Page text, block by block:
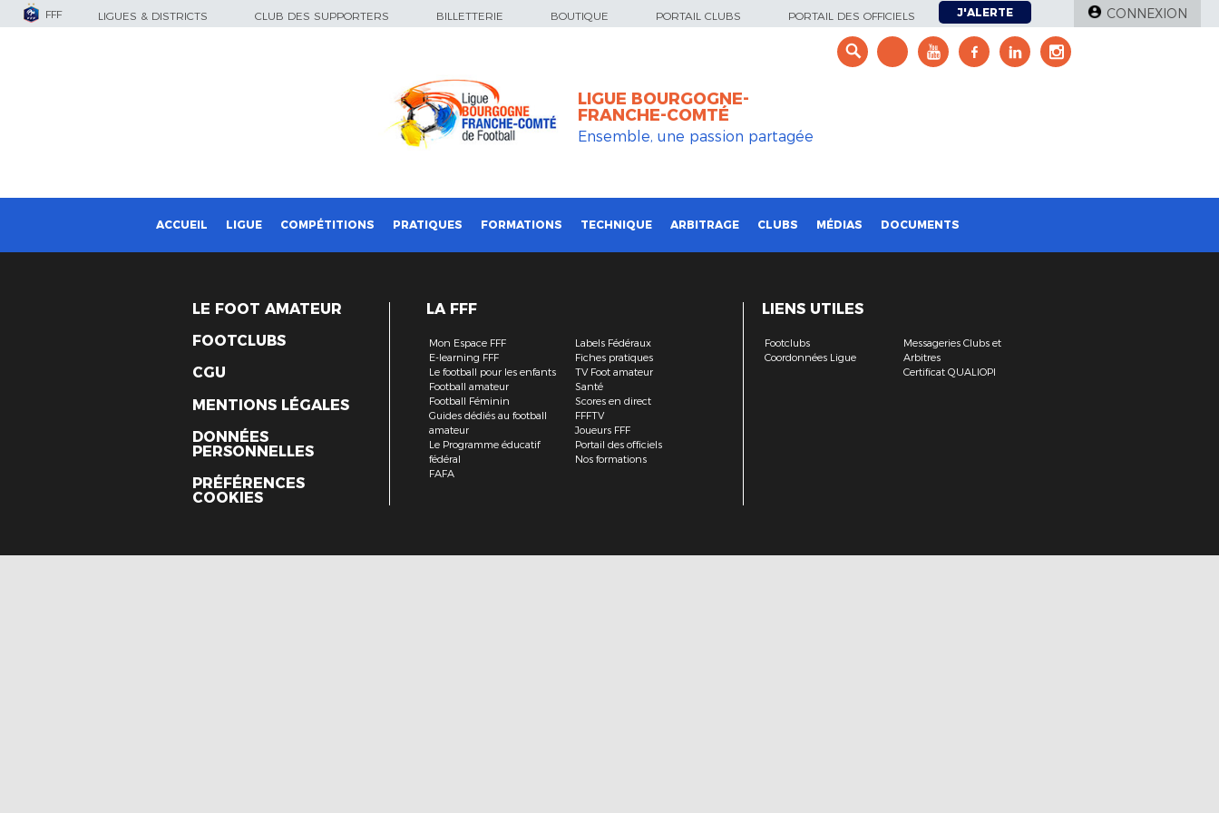
FFF LIGUES & DISTRICTS CLUB DES SUPPORTERS BILLETTERIE BOUTIQUE PORTAIL CLUBS PORTAIL DES OFFICIELS J'ALERTE CONNEXION
LIGUE BOURGOGNE-
FRANCHE-COMTÉ
Ensemble, une passion partagée
ACCUEIL LIGUE COMPÉTITIONS PRATIQUES FORMATIONS TECHNIQUE ARBITRAGE CLUBS MÉDIAS DOCUMENTS
LE FOOT AMATEUR
FOOTCLUBS
CGU
MENTIONS LÉGALES
DONNÉES
PERSONNELLES
PRÉFÉRENCES
COOKIES
LA FFF
Mon Espace FFF
E-learning FFF
Le football pour les enfants
Football amateur
Football Féminin
Guides dédiés au football
amateur
Le Programme éducatif
fédéral
FAFA
Labels Fédéraux
Fiches pratiques
TV Foot amateur
Santé
Scores en direct
FFFTV
Joueurs FFF
Portail des officiels
Nos formations
LIENS UTILES
Footclubs
Coordonnées Ligue
Messageries Clubs et
Arbitres
Certificat QUALIOPI